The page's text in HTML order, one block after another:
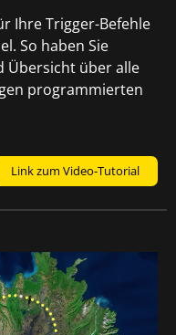
Ihre Trigger-Befehle
So haben Sie
Übersicht über alle
programmierten
Link zum Video-Tutorial